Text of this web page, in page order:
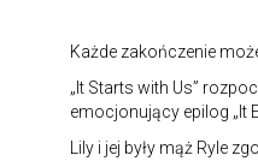
Każde zakończenie
„It Starts with Us”
emocjonujący epilog „It
Lily i jej były mąż Ryle